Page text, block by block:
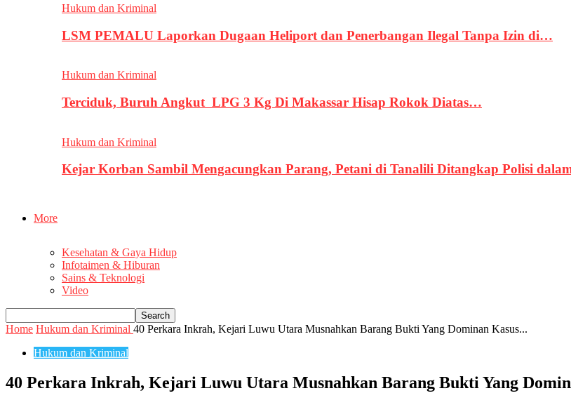
Hukum dan Kriminal
LSM PEMALU Laporkan Dugaan Heliport dan Penerbangan Ilegal Tanpa Izin di…
Hukum dan Kriminal
Terciduk, Buruh Angkut LPG 3 Kg Di Makassar Hisap Rokok Diatas…
Hukum dan Kriminal
Kejar Korban Sambil Mengacungkan Parang, Petani di Tanalili Ditangkap Polisi
More
Kesehatan & Gaya Hidup
Infotaimen & Hiburan
Sains & Teknologi
Video
Home Hukum dan Kriminal 40 Perkara Inkrah, Kejari Luwu Utara Musnahkan Barang Bukti Yang Dominan Kasus...
Hukum dan Kriminal
40 Perkara Inkrah, Kejari Luwu Utara Musnahkan Barang Bukti Yang